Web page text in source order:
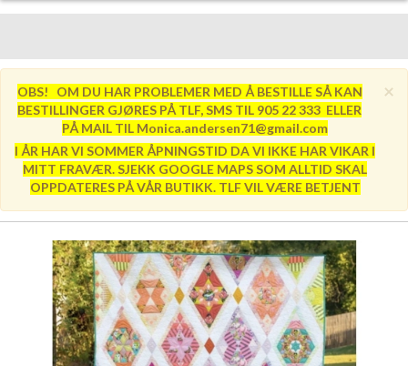
×
OBS! OM DU HAR PROBLEMER MED Å BESTILLE SÅ KAN
BESTILLINGER GJØRES PÅ TLF, SMS TIL 905 22 333 ELLER
PÅ MAIL TIL Monica.andersen71@gmail.com
I ÅR HAR VI SOMMER ÅPNINGSTID DA VI IKKE HAR VIKAR I
MITT FRAVÆR. SJEKK GOOGLE MAPS SOM ALLTID SKAL
OPPDATERES PÅ VÅR BUTIKK. TLF VIL VÆRE BETJENT